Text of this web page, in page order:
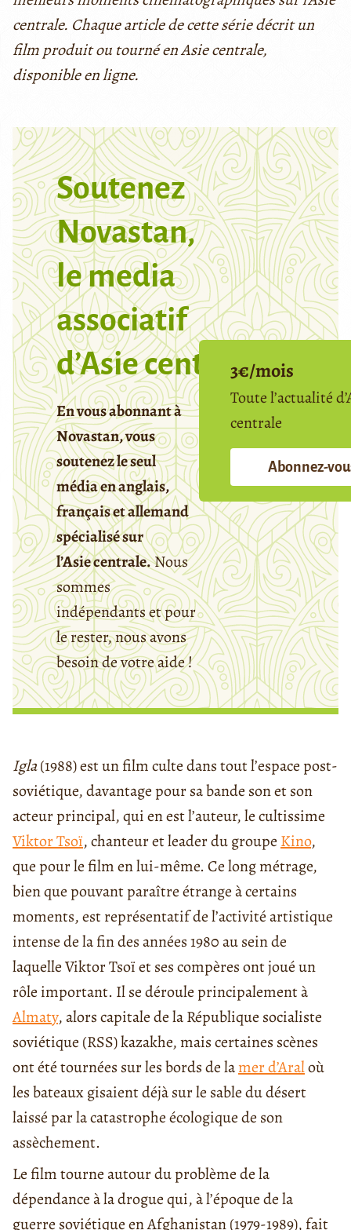
centrale. Chaque article de cette série décrit un
film produit ou tourné en Asie centrale,
disponible en ligne.
Soutenez
Novastan,
le media
associatif
d’Asie centrale
En vous abonnant à
Novastan, vous
soutenez le seul
média en anglais,
français et allemand
spécialisé sur
l’Asie centrale.Nous
sommes
indépendants et pour
le rester, nous avons
besoin de votre aide !
3€/mois
Toute l’actualité
centrale
Abonnez-
Igla(1988) est un film culte dans tout l’espace post-
soviétique, davantage pour sa bande son et son
acteur principal, qui en est l’auteur, le cultissime
Viktor Tsoï, chanteur et leader du groupe Kino,
que pour le film en lui-même. Ce long métrage,
bien que pouvant paraître étrange à certains
moments, est représentatif de l’activité artistique
intense de la fin des années 1980 au sein de
laquelle Viktor Tsoï et ses compères ont joué un
rôle important. Il se déroule principalement à
Almaty, alors capitale de la République socialiste
soviétique (RSS) kazakhe, mais certaines scènes
ont été tournées sur les bords de lamer d’Araloù
les bateaux gisaient déjà sur le sable du désert
laissé par la catastrophe écologique de son
assèchement.
Le film tourne autour du problème de la
dépendance à la drogue qui, à l’époque de la
guerre soviétique en Afghanistan (1979-1989), fait